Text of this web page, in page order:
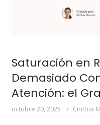
Saturación en
Demasiado
Atención: el
octubre 20, 2025 Cinthia